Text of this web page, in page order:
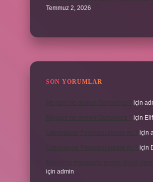
Temmuz 2, 2026
SON YORUMLAR
için
için
için
için
için admin